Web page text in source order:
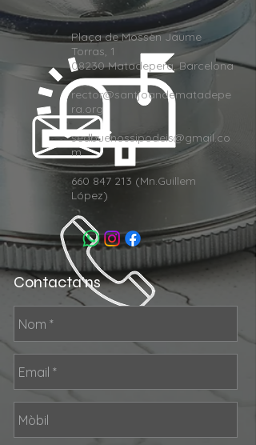
Plaça de Mossèn Jaume
Torras, 1
08230 Matadepera, Barcelona
rector@santjoandematadepe
ra.org
sedbuenossipodeis@gmail.co
m
660 847 213 (Mn.Guillem
López)
Contacta'ns